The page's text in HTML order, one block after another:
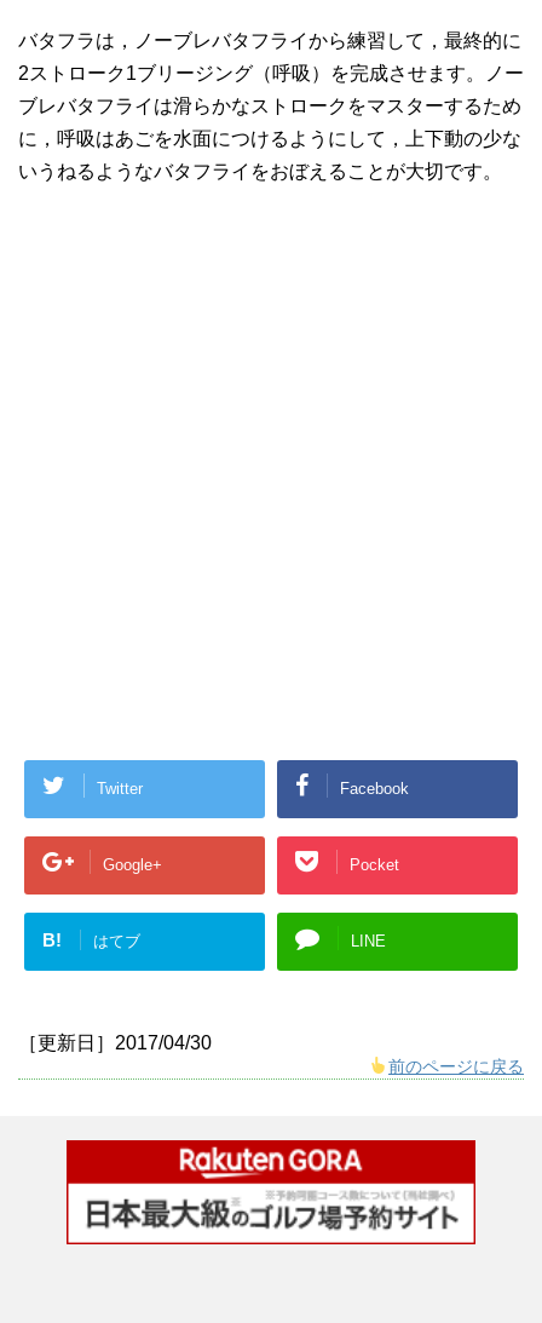
バタフラは，ノーブレバタフライから練習して，最終的に
2ストローク1ブリージング（呼吸）を完成させます。ノー
ブレバタフライは滑らかなストロークをマスターするため
に，呼吸はあごを水面につけるようにして，上下動の少な
いうねるようなバタフライをおぼえることが大切です。
Twitter Facebook
Google+ Pocket
B! はてブ LINE
［更新日］2017/04/30
前のページに戻る